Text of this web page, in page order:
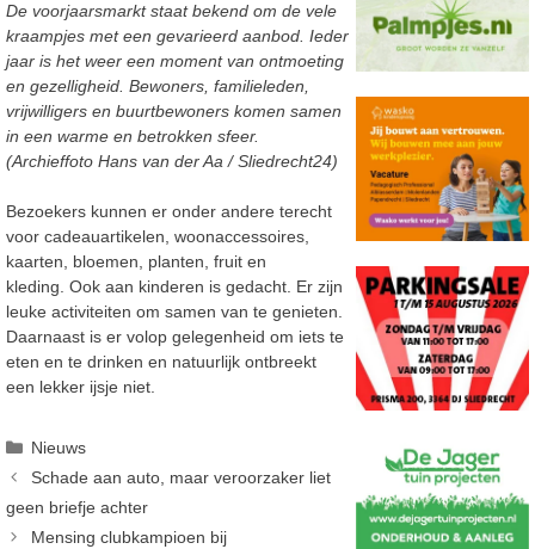
De voorjaarsmarkt staat bekend om de vele
kraampjes met een gevarieerd aanbod. Ieder
jaar is het weer een moment van ontmoeting
en gezelligheid. Bewoners, familieleden,
vrijwilligers en buurtbewoners komen samen
in een warme en betrokken sfeer.
(Archieffoto Hans van der Aa / Sliedrecht24)
Bezoekers kunnen er onder andere terecht
voor cadeauartikelen, woonaccessoires,
kaarten, bloemen, planten, fruit en
kleding. Ook aan kinderen is gedacht. Er zijn
leuke activiteiten om samen van te genieten.
Daarnaast is er volop gelegenheid om iets te
eten en te drinken en natuurlijk ontbreekt
een lekker ijsje niet.
Categorieën
Nieuws
Schade aan auto, maar veroorzaker liet
geen briefje achter
Mensing clubkampioen bij